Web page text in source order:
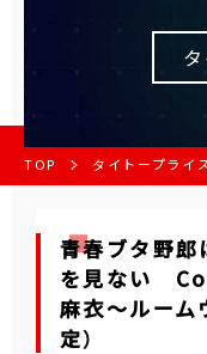
TOP タイトープライ
青春ブタ野郎
を見ない
麻衣～ルーム
定）